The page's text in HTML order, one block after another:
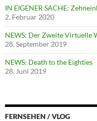
IN EIGENER SACHE:
2. Februar 2020
NEWS: Der Zweite Virtuelle
28. September 2019
NEWS: Death to the Eighties
28. Juni 2019
FERNSEHEN / VLOG